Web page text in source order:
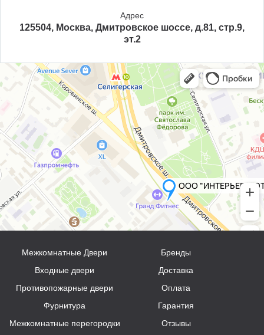
Адрес
125504, Москва, Дмитровское шоссе, д.81, стр.9,
эт.2
Межкомнатные Двери
Входные двери
Противопожарные двери
Фурнитура
Межкомнатные перегородки
Бренды
Доставка
Оплата
Гарантия
Отзывы